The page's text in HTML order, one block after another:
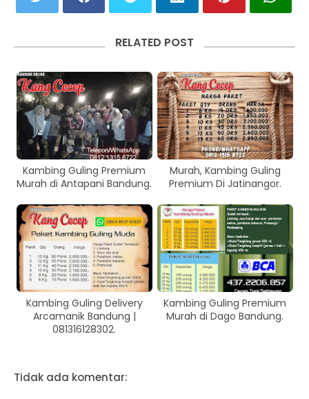
RELATED POST
Kambing Guling Premium
Murah di Antapani Bandung.
Murah, Kambing Guling
Premium Di Jatinangor.
Kambing Guling Delivery
Arcamanik Bandung |
081316128302.
Kambing Guling Premium
Murah di Dago Bandung.
Tidak ada komentar: